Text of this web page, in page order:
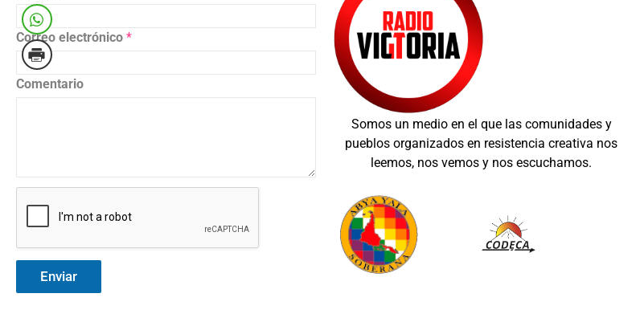
Correo electrónico *
Comentario
Enviar
Somos un medio en el que las comunidades y
pueblos organizados en resistencia creativa nos
leemos, nos vemos y nos escuchamos.